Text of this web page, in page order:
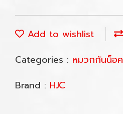
Add to wishlist
Categories : หมวกกันน็อค
Brand : HJC